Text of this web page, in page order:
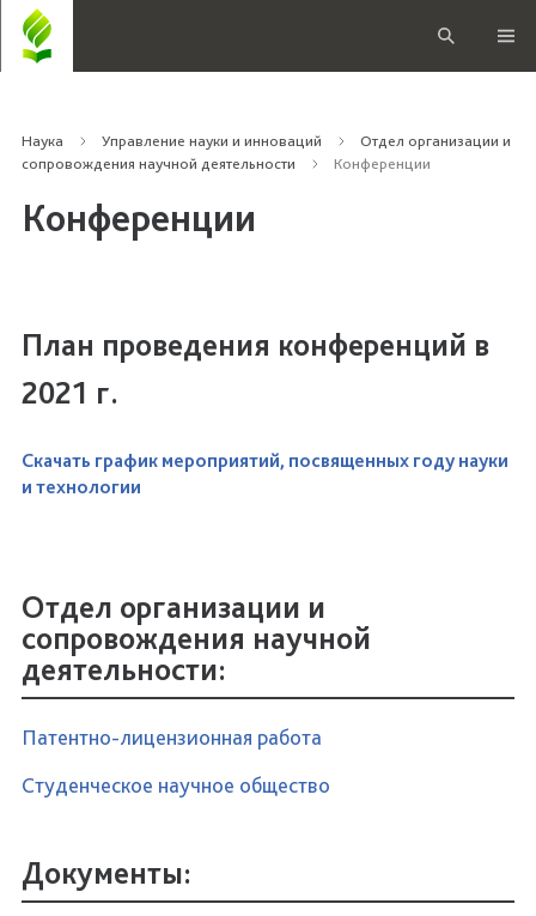
Наука Управление науки и инноваций
Отдел организации и
сопровождения научной деятельности
Конференции
Конференции
План проведения конференций в
2021 г.
Скачать график мероприятий, посвященных году науки
и технологии
Отдел организации и
сопровождения научной
деятельности:
Патентно-лицензионная работа
Студенческое научное общество
Документы: